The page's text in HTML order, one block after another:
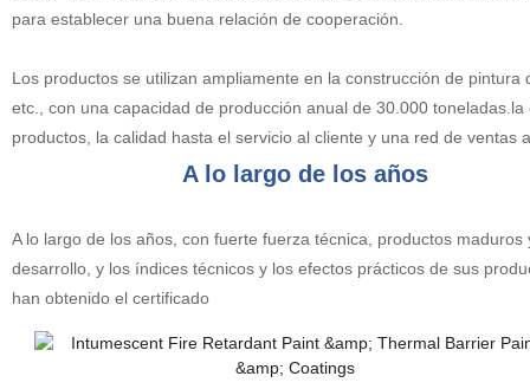
para establecer una buena relación de cooperación.
Los productos se utilizan ampliamente en la construcción de
etc., con una capacidad de producción anual de 30.000
productos, la calidad hasta el servicio al cliente y una red de ventas
A lo largo de los años
A lo largo de los años, con fuerte fuerza técnica, productos
desarrollo, y los índices técnicos y los efectos prácticos de sus
han obtenido el certificado